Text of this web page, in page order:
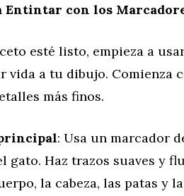
Entintar con los
esté listo, empieza a
vida a tu dibujo. Comienza
más finos.
: Usa un marcador
gato. Haz trazos suaves y
la cabeza, las patas y